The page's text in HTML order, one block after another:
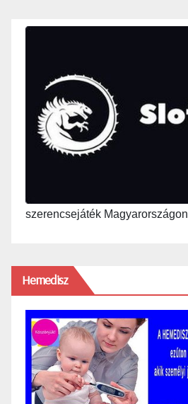
szerencsejáték Magyarországon
Hemedisz